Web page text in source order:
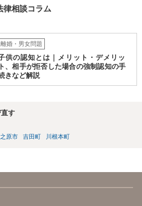
律相談コラム
離婚・男女問題
供の認知とは｜メリット・デメリッ
ト、相手が拒否した場合の強制認知の手
きなど解説
す
原市 吉田町 川根本町